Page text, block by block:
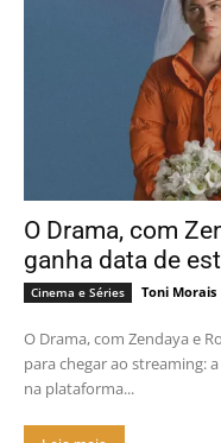
O Drama, com
ganha data de
Cinema e Séries Toni Morais
O Drama, com Zendaya e
para chegar ao streaming:
na plataforma...